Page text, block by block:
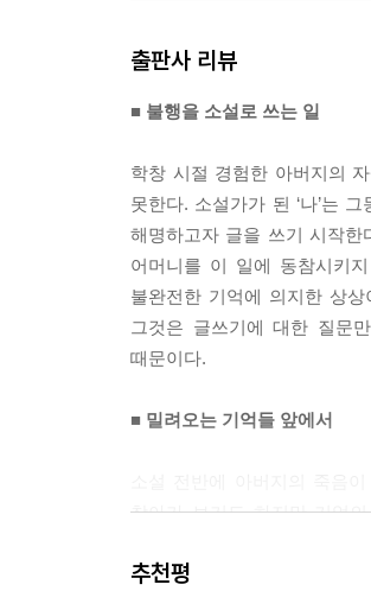
나는 철저히 내게서 기인한
때도 있었다. 사명감, 책임감
누군가는 나의 농담에 그렇게
--- p.76
나는 이 이야기를 쓰면서 그
--- p.104
출판사 리뷰
■ 불행을 소설로 쓰는 일
학창 시절 경험한 아버지의
못한다. 소설가가 된 ‘나’는
해명하고자 글을 쓰기 시작
어머니를 이 일에 동참시키
불완전한 기억에 의지한 상
그것은 글쓰기에 대한 질문
때문이다.
■ 밀려오는 기억들 앞에서
찾아가 보기도 하지만 기억
사실들이다. 화자는 무작위
추천평